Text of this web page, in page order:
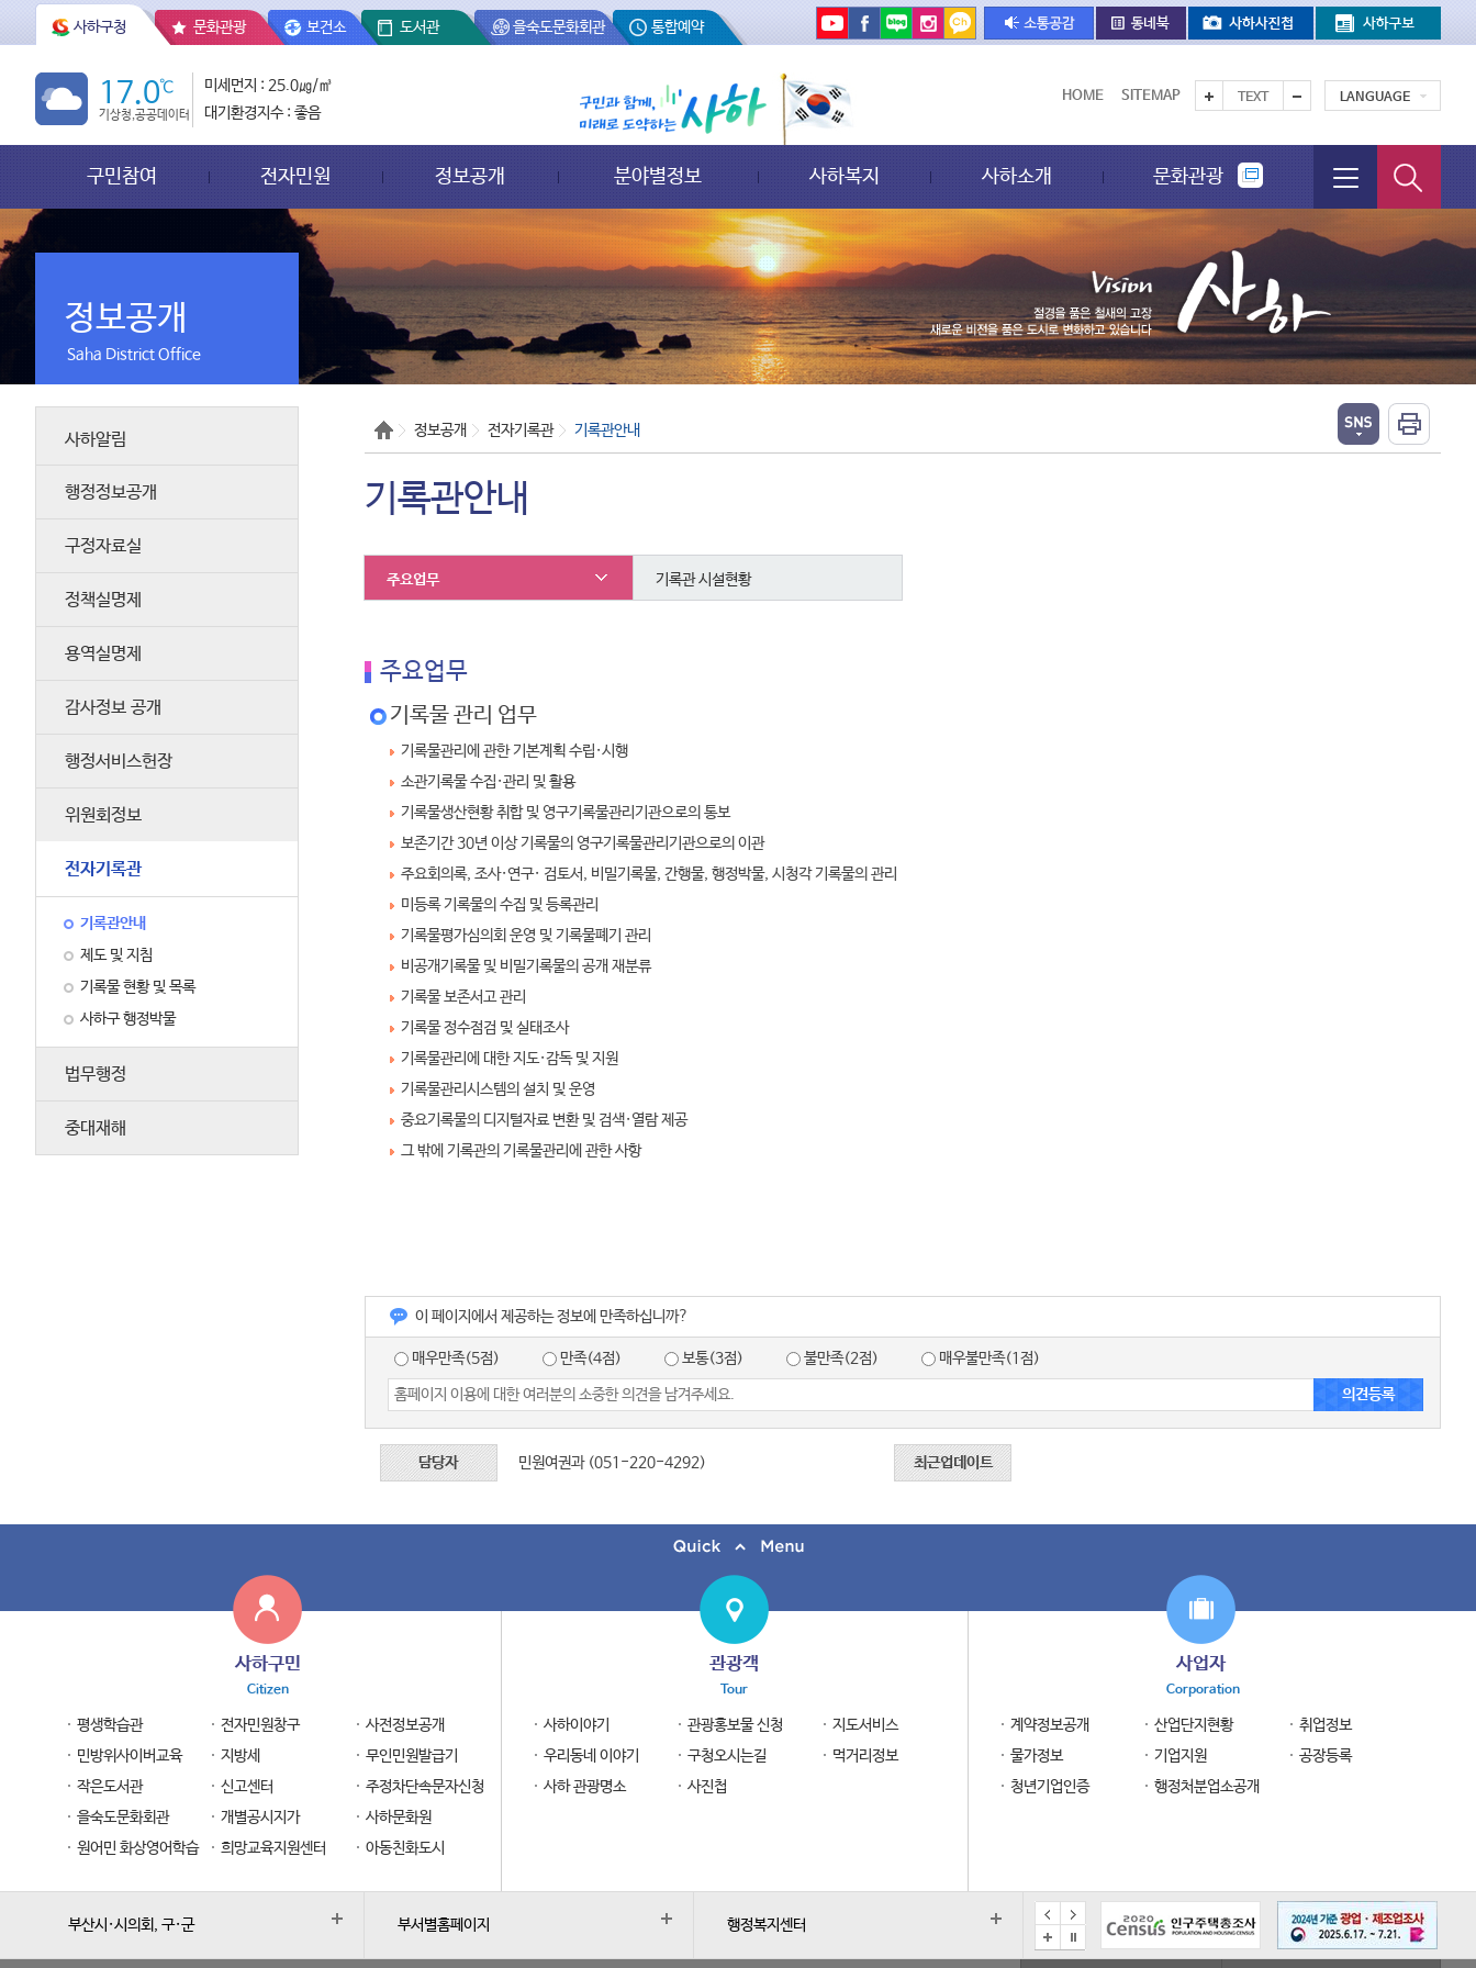
사하구청 문화관광 보건소 도서관 을숙도문화회관 통합예약
17.0℃
기상청,공공데이터
미세먼지 : 25.0㎍/㎥
대기환경지수 : 좋음
HOME SITEMAP TEXT LANGUAGE
구민참여 전자민원 정보공개 분야별정보 사하복지 사하소개 문화관광
정보공개
Saha District Office
사하알림
행정정보공개
구정자료실
정책실명제
용역실명제
감사정보 공개
행정서비스헌장
위원회정보
전자기록관
기록관안내
제도 및 지침
기록물 현황 및 목록
사하구 행정박물
법무행정
중대재해
정보공개 전자기록관 기록관안내
기록관안내
주요업무 기록관 시설현황
주요업무
기록물 관리 업무
기록물관리에 관한 기본계획 수립·시행
소관기록물 수집·관리 및 활용
기록물생산현황 취합 및 영구기록물관리기관으로의 통보
보존기간 30년 이상 기록물의 영구기록물관리기관으로의 이관
주요회의록, 조사·연구· 검토서, 비밀기록물, 간행물, 행정박물, 시청각 기록물의 관리
미등록 기록물의 수집 및 등록관리
기록물평가심의회 운영 및 기록물폐기 관리
비공개기록물 및 비밀기록물의 공개 재분류
기록물 보존서고 관리
기록물 정수점검 및 실태조사
기록물관리에 대한 지도·감독 및 지원
기록물관리시스템의 설치 및 운영
중요기록물의 디지털자료 변환 및 검색·열람 제공
그 밖에 기록관의 기록물관리에 관한 사항
이 페이지에서 제공하는 정보에 만족하십니까?
매우만족(5점) 만족(4점) 보통(3점) 불만족(2점) 매우불만족(1점)
담당자 민원여권과 (051-220-4292) 최근업데이트
사하구민
Citizen
평생학습관 전자민원창구
사전정보공개
민방위사이버교육
지방세
무인민원발급기
작은도서관
신고센터
주정차단속문자신청
을숙도문화회관
개별공시지가
사하문화원
원어민 화상영어학습
희망교육지원센터 아동친화도시
관광객
Tour
사하이야기 관광홍보물 신청
지도서비스
우리동네 이야기
구청오시는길
먹거리정보
사하 관광명소
사진첩
사업자
Corporation
계약정보공개 산업단지현황
취업정보
물가정보
기업지원
공장등록
청년기업인증
행정처분업소공개
부산시·시의회, 구·군 부서별홈페이지 행정복지센터